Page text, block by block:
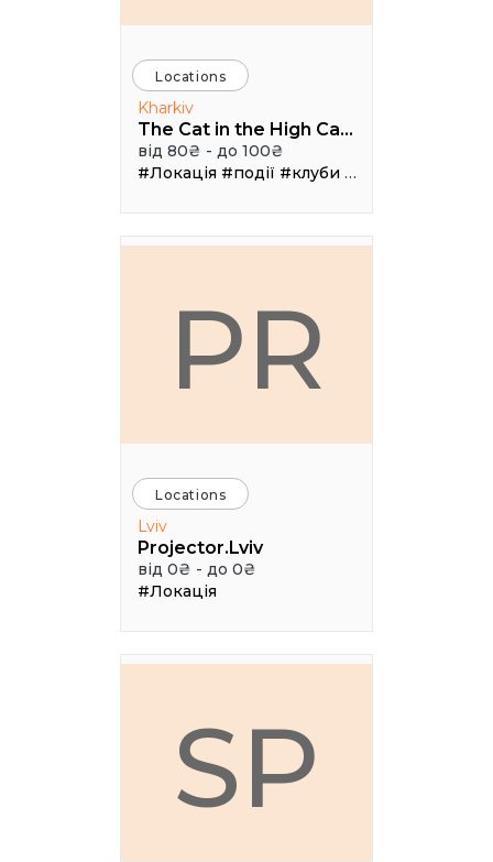
Locations
Kharkiv
The Cat in the High Castle
від 80₴ - до 100₴
#Локація #події #клуби #Зал
PR
Locations
Lviv
Projector.Lviv
від 0₴ - до 0₴
#Локація
SP